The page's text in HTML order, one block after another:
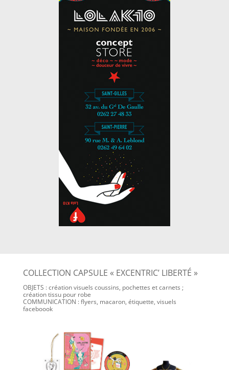
COLLECTION CAPSULE « EXCENTRIC’ LIBERTÉ »
OBJETS : création visuels coussins, pochettes et carnets ;
création tissu pour robe
COMMUNICATION : flyers, macaron, étiquette, visuels
faceboook